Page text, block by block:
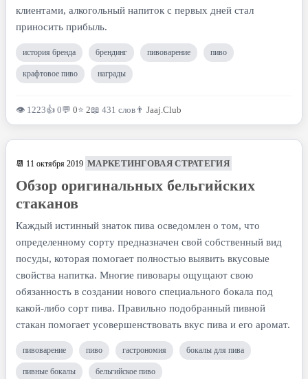
клиентами, алкогольный напиток с первых дней стал
приносить прибыль.
история бренда брендинг пивоварение пиво
крафтовое пиво награды
👁 1223👍 0💬 0⭐ 2📖 431 слов 👨 Jaaj.Club
📆 11 октября 2019 МАРКЕТИНГОВАЯ СТРАТЕГИЯ
Обзор оригинальных бельгийских
стаканов
Каждый истинный знаток пива осведомлен о том, что
определенному сорту предназначен свой собственный вид
посуды, которая помогает полностью выявить вкусовые
свойства напитка. Многие пивовары ощущают свою
обязанность в создании нового специального бокала под
какой-либо сорт пива. Правильно подобранный пивной
стакан помогает усовершенствовать вкус пива и его аромат.
пивоварение пиво гастрономия бокалы для пива
пивные бокалы бельгийское пиво